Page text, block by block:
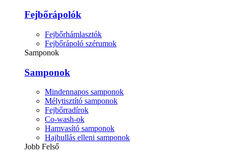
Fejbőrápolók
Fejbőrhámlasztók
Fejbőrápoló szérumok
Samponok
Samponok
Mindennapos samponok
Mélytisztító samponok
Fejbőrradírok
Co-wash-ok
Hamvasító samponok
Hajhullás elleni samponok
Jobb Felső